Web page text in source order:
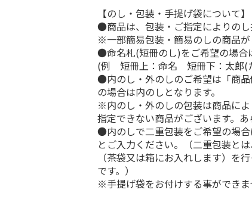
【のし・包装・手提げ袋について】
●商品は、包装・ご指定によりのし
※一部簡易包装・簡易のしの商品が
●命名札(短冊のし)をご希望の
(例 短冊上：命名 短冊下：太郎(
●内のし・外のしのご希望は「商
の場合は内のしとなります。
※内のし・外のしの包装は商品に
指定できない商品がございます。あ
●内のしで二重包装をご希望の場合
とご入力ください。（二重包装と
（茶袋又は箱にお入れします）を
です。）
※手提げ袋をお付けする事ができま